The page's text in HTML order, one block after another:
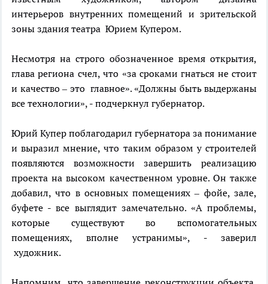
интерьеров внутренних помещений и зрительской
зоны здания театра Юрием Купером.
Несмотря на строго обозначенное время открытия,
глава региона счел, что «за сроками гнаться не стоит
и качество – это главное». «Должны быть выдержаны
все технологии», - подчеркнул губернатор.
Юрий Купер поблагодарил губернатора за понимание
и выразил мнение, что таким образом у строителей
появляются возможности завершить реализацию
проекта на высоком качественном уровне. Он также
добавил, что в основных помещениях – фойе, зале,
буфете - все выглядит замечательно. «А проблемы,
которые существуют во вспомогательных
помещениях, вполне устранимы», - заверил
художник.